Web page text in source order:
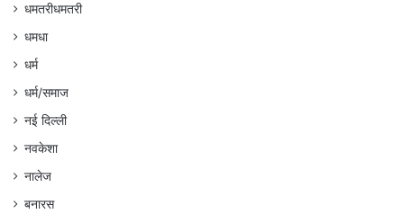
धमतरीधमतरी
धमधा
धर्म
धर्म/समाज
नई दिल्ली
नवकेशा
नालेज
बनारस